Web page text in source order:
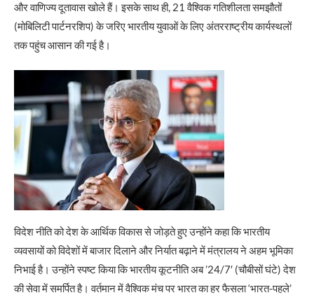
और वाणिज्य दूतावास खोले हैं। इसके साथ ही, 21 वैश्विक गतिशीलता समझौतों
(मोबिलिटी पार्टनरशिप) के जरिए भारतीय युवाओं के लिए अंतरराष्ट्रीय कार्यस्थलों
तक पहुंच आसान की गई है।
विदेश नीति को देश के आर्थिक विकास से जोड़ते हुए उन्होंने कहा कि भारतीय
व्यवसायों को विदेशों में बाजार दिलाने और निर्यात बढ़ाने में मंत्रालय ने अहम भूमिका
निभाई है। उन्होंने स्पष्ट किया कि भारतीय कूटनीति अब ’24/7′ (चौबीसों घंटे) देश
की सेवा में समर्पित है। वर्तमान में वैश्विक मंच पर भारत का हर फैसला ‘भारत-पहले’